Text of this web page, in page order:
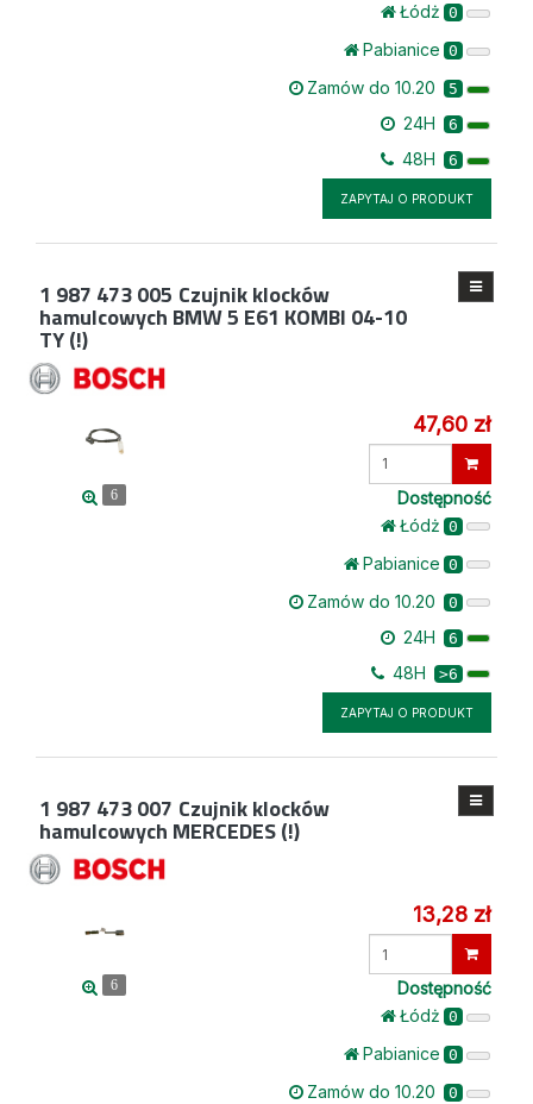
Łódż 0
Pabianice 0
Zamów do 10.20 5
24H 6
48H 6
ZAPYTAJ O PRODUKT
1 987 473 005 Czujnik klocków
hamulcowych BMW 5 E61 KOMBI 04-10
TY (!)
6
47,60 zł
Wprowadź
Dostępność
Łódż 0
Pabianice 0
Zamów do 10.20 0
24H 6
48H >6
ZAPYTAJ O PRODUKT
1 987 473 007 Czujnik klocków
hamulcowych MERCEDES (!)
6
13,28 zł
Dostępność
Łódż 0
Pabianice 0
Zamów do 10.20 0